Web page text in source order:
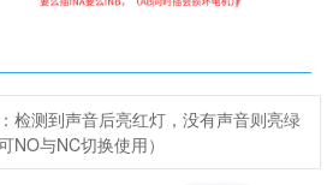
检测到声音后亮红灯，没有声音则亮绿
NO与NC切换使用）